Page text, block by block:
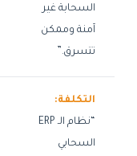
السحابة غير
آمنة وممكن
تتسرق.”
التكلفة:
“نظام الـ ERP
السحابي